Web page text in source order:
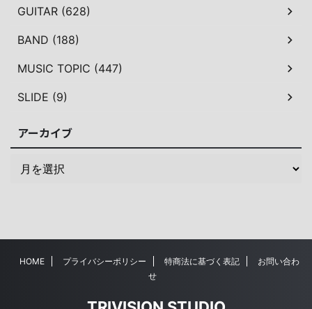
GUITAR (628)
BAND (188)
MUSIC TOPIC (447)
SLIDE (9)
アーカイブ
HOME プライバシーポリシー 特商法に基づく表記
お問い合わ
せ